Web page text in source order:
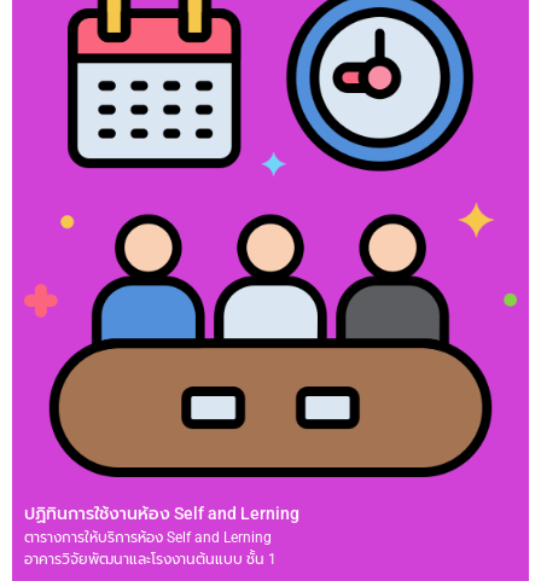
ปฏิทินการใช้งานห้อง Self and Lerning
ตารางการให้บริการห้อง Self and Lerning
อาคารวิจัยพัฒนาและโรงงานต้นแบบ ชั้น 1